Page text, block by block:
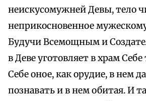
неискусомужней Девы, тело
неприкосновенное
Будучи Всемощным и
в Деве уготовляет в храм Себе
Себе оное, как орудие, в нем
познавать и в нем обитая. И